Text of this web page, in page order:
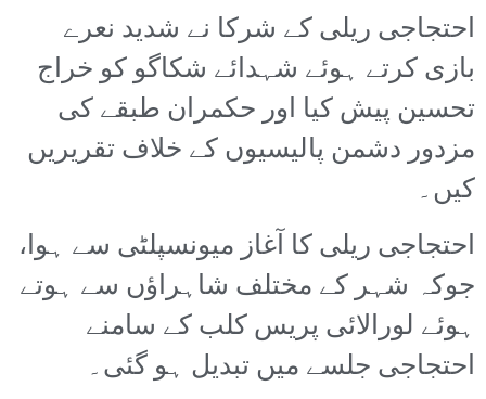
احتجاجی ریلی کے شرکا نے شدید نعرے
بازی کرتے ہوئے شہدائے شکاگو کو خراج
تحسین پیش کیا اور حکمران طبقے کی
مزدور دشمن پالیسیوں کے خلاف تقریریں
کیں۔
احتجاجی ریلی کا آغاز میونسپلٹی سے ہوا،
جوکہ شہر کے مختلف شاہراؤں سے ہوتے
ہوئے لورالائی پریس کلب کے سامنے
احتجاجی جلسے میں تبدیل ہو گئی۔